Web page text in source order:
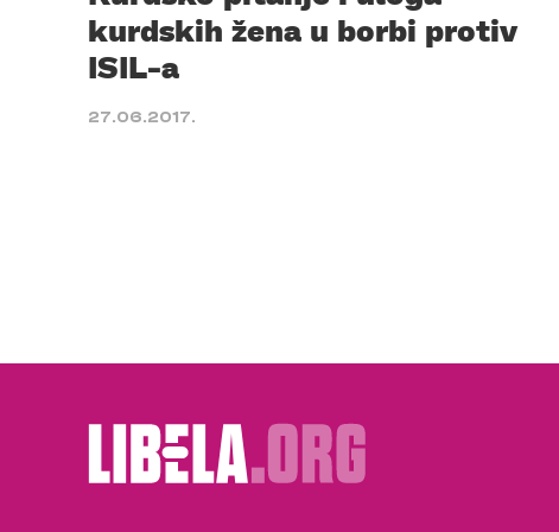
kurdskih žena u borbi protiv
ISIL-a
27.06.2017.